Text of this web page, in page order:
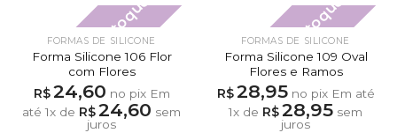
Fora de estoque
FORMAS DE SILICONE
Forma Silicone 106 Flor
com Flores
R$24,60 no pix Em
até1x de R$24,60 sem
juros
Fora de estoque
FORMAS DE SILICONE
Forma Silicone 109 Oval
Flores e Ramos
R$28,95 no pix Em até
1x de R$28,95 sem
juros